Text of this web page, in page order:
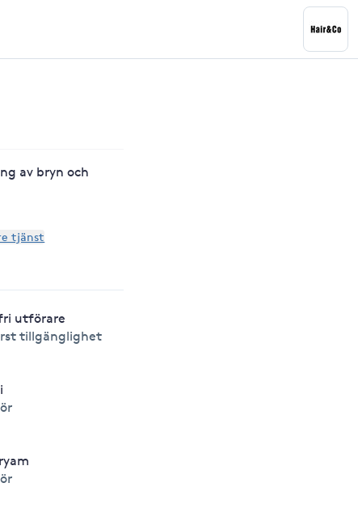
av bryn och
tjänst
utförare
tillgänglighet